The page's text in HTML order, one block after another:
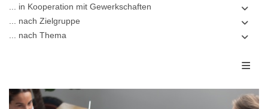
... in Kooperation mit Gewerkschaften
... nach Zielgruppe
... nach Thema